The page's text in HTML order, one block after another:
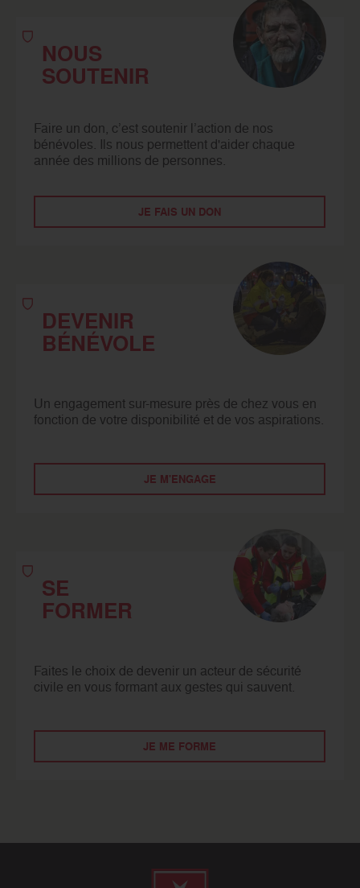
NOUS
SOUTENIR
Faire un don, c’est soutenir l’action de nos
bénévoles. Ils nous permettent d'aider chaque
année des millions de personnes.
JE FAIS UN DON
DEVENIR
BÉNÉVOLE
Un engagement sur-mesure près de chez vous en
fonction de votre disponibilité et de vos aspirations.
JE M'ENGAGE
SE
FORMER
Faites le choix de devenir un acteur de sécurité
civile en vous formant aux gestes qui sauvent.
JE ME FORME